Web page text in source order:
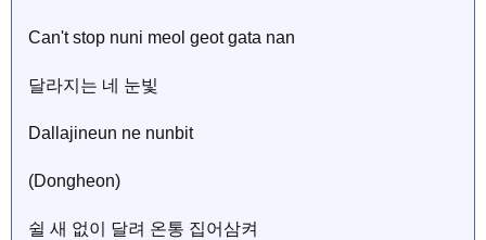
Can't stop nuni meol geot gata nan
달라지는 네 눈빛
Dallajineun ne nunbit
(Dongheon)
쉴 새 없이 달려 온통 집어삼켜